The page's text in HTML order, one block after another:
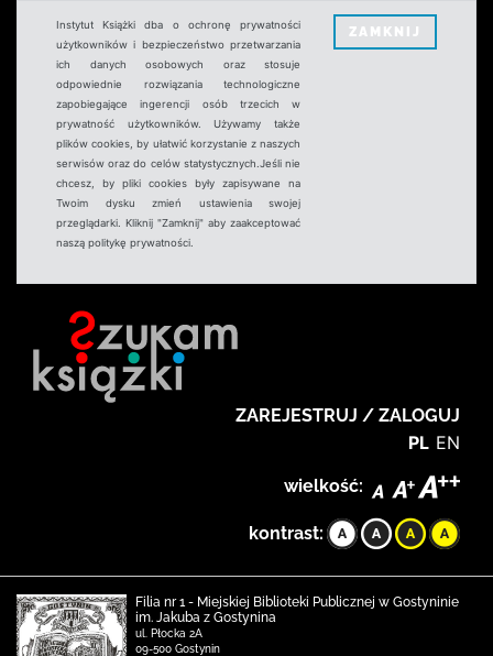
Instytut Książki dba o ochronę prywatności
użytkowników i bezpieczeństwo przetwarzania
ich danych osobowych oraz stosuje
odpowiednie rozwiązania technologiczne
zapobiegające ingerencji osób trzecich w
prywatność użytkowników. Używamy także
plików cookies, by ułatwić korzystanie z naszych
serwisów oraz do celów statystycznych.Jeśli nie
chcesz, by pliki cookies były zapisywane na
Twoim dysku zmień ustawienia swojej
przeglądarki. Kliknij "Zamknij" aby zaakceptować
naszą politykę prywatności.
ZAMKNIJ
ZAREJESTRUJ / ZALOGUJ
PL EN
wielkość:
kontrast:
Filia nr 1 - Miejskiej Biblioteki Publicznej w Gostyninie
im. Jakuba z Gostynina
ul. Płocka 2A
09-500 Gostynin